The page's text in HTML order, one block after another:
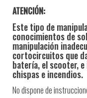
ATENCIÓN:
Este tipo de
conocimientos de
manipulación
cortocircuitos que
batería, el scooter,
chispas e incendios.
No dispone de